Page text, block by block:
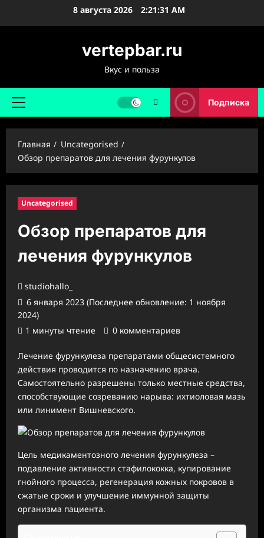
8 августа 2026 2:21:32 AM
vertepbar.ru
Вкус и польза
Основное
Подписка
Главная
Uncategorised
Обзор препаратов для лечения фурункулов
Uncategorised
Обзор препаратов для
лечения фурункулов
studiohallo_
6 января 2023 (Последнее обновление: 1 ноября
2024)
1 минуты чтение
0 комментариев
Лечение фурункулеза препаратами общесистемного
действия проводится по назначению врача.
Самостоятельно разрешены только местные средства,
способствующие созреванию нарыва: ихтиоловая мазь
или линимент Вишневского.
Цель медикаментозного лечения фурункулеза –
подавление активности стафилококка, купирование
гнойного процесса, регенерация кожных покровов в
сжатые сроки и улучшение иммунной защиты
организма пациента.